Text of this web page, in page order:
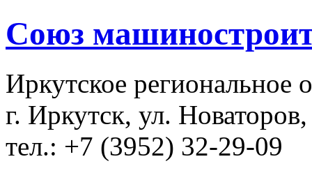
Союз
Иркутское региональное
г. Иркутск, ул.
тел.: +7 (3952) 32-29-09